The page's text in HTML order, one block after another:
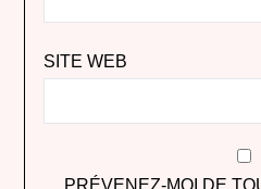
SITE WEB
PRÉVENEZ-MOI DE